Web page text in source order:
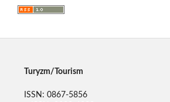
Turyzm/Tourism
ISSN: 0867-5856